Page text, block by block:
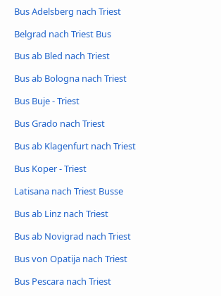
Bus Adelsberg nach Triest
Belgrad nach Triest Bus
Bus ab Bled nach Triest
Bus ab Bologna nach Triest
Bus Buje - Triest
Bus Grado nach Triest
Bus ab Klagenfurt nach Triest
Bus Koper - Triest
Latisana nach Triest Busse
Bus ab Linz nach Triest
Bus ab Novigrad nach Triest
Bus von Opatija nach Triest
Bus Pescara nach Triest